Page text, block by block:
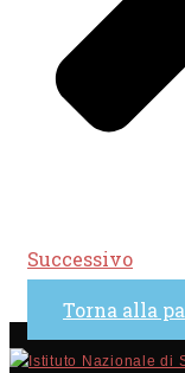
Successivo
Torna alla